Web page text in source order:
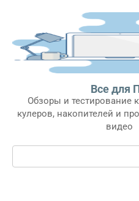
контенту
Все для
Обзоры и тестирование
кулеров, накопителей и
видео
Поиск: